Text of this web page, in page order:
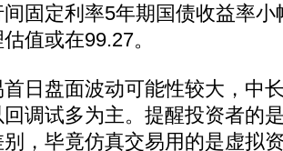
固定利率5年期国债收益率
值或在99.27。
盘面波动可能性较大，中
调试多为主。提醒投资者的
，毕竟仿真交易用的是虚拟